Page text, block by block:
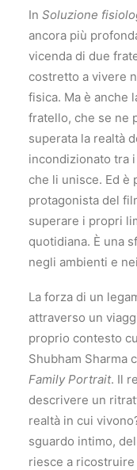
In Soluzione
ancora più
vicenda di due
costretto a vivere
fisica. Ma è anche
fratello, che se ne
superata la realtà
incondizionato tra
che li unisce. Ed è
protagonista del
superare i propri
quotidiana. È una
negli ambienti e
La forza di un
attraverso un
proprio contesto
Shubham Sharma
Family Portrait. Il
descrivere un
realtà in cui
sguardo intimo,
riesce a ricostruire